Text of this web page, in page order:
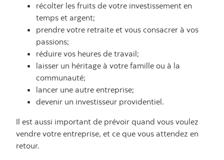
récolter les fruits de votre investissement en
temps et argent;
prendre votre retraite et vous consacrer à vos
passions;
réduire vos heures de travail;
laisser un héritage à votre famille ou à la
communauté;
lancer une autre entreprise;
devenir un investisseur providentiel.
Il est aussi important de prévoir quand vous voulez
vendre votre entreprise, et ce que vous attendez en
retour.